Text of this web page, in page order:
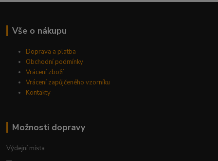
Vše o nákupu
Doprava a platba
Obchodní podmínky
Vrácení zboží
Vrácení zapůjčeného vzorníku
Kontakty
Možnosti dopravy
Výdejní místa